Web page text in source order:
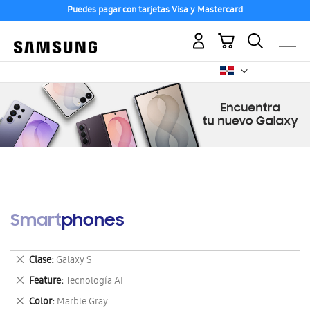
Puedes pagar con tarjetas Visa y Mastercard
Mi carrito
Smartphones
Clase Galaxy S
Eliminar
este
artículo
Feature Tecnología AI
Eliminar
este
Color Marble Gray
Eliminar